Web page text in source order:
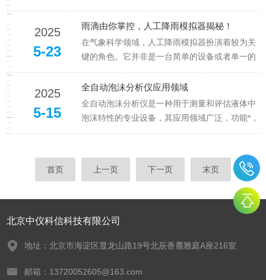
质量关乎着人类的健康和生态系统的平衡，而准
确地测量水中的悬浮物含量，对于评估水质状
况、制定有效的水资源保护和管理策略至关重
要。要理解悬浮物测量仪的工作原理，...
2025
5-23
雨滴由你掌控，人工降雨模拟器揭秘！
在气象科学领域，人工降雨模拟器扮演着较为关
键的角色。它并非是一台简单的设备或者单一的
程序，而是一个融合了多学科知识与技术的综合
性模拟体系，其意义在于帮助人类深入探究人工
降雨这一复杂过程的内在机理。从原理层面剖
析，人工降雨模拟器基于对大气物理...
2025
5-15
全自动泡沫分析仪应用领域
全自动泡沫分析仪是一种用于测量和评估液体中
泡沫特性的专业设备，其应用领域广泛，功能*，
以下是对全自动泡沫分析仪的详细介绍：应用领
确测量不同时间点(如60秒、180秒、300秒)的泡
沫高度，精度高达0...
首页 上一页 下一页 末页
北京中仪科信科技有限公司
地址：北京市海淀区显龙山路19号北辰香麓雅庭A座216室
邮箱：13720052605@163.com